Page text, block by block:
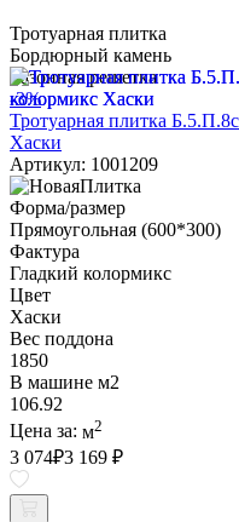
Тротуарная плитка
Бордюрный камень
Газонная решетка
-3%
Тротуарная плитка
Хаски
Артикул: 1001209
Форма/размер
Прямоугольная (600*300)
Фактура
Гладкий колормикс
Цвет
Хаски
Вес поддона
1850
В машине м2
106.92
Цена за: м2
3 074₽3 169 ₽